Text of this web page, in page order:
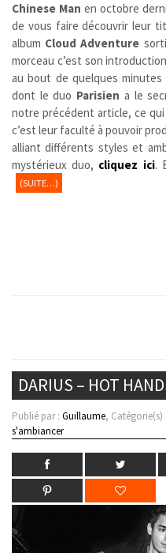
Chinese Man en octobre
de vous faire découvrir leur
album Cloud Adventure
morceau c’est son
au bout de quelques
dont le duo Parisien a le
notre précédent article, ce
c’est leur faculté à pouvoir
alliant différents styles et
mystérieux duo, cliquez ici.
(SUITE…)
DARIUS – HOT
Publié par : Guillaume, Catégorie(s) :
s'ambiancer